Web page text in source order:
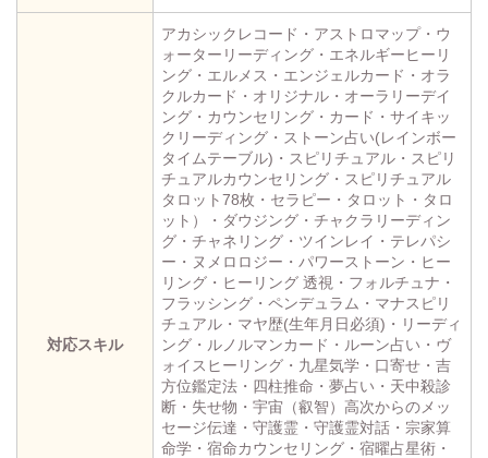
対応スキル
アカシックレコード・アストロマップ・ウ
ォーターリーディング・エネルギーヒーリ
ング・エルメス・エンジェルカード・オラ
クルカード・オリジナル・オーラリーデイ
ング・カウンセリング・カード・サイキッ
クリーディング・ストーン占い(レインボー
タイムテーブル)・スピリチュアル・スピリ
チュアルカウンセリング・スピリチュアル
タロット78枚・セラピー・タロット・タロ
ット）・ダウジング・チャクラリーディン
グ・チャネリング・ツインレイ・テレパシ
ー・ヌメロロジー・パワーストーン・ヒー
リング・ヒーリング 透視・フォルチュナ・
フラッシング・ペンデュラム・マナスピリ
チュアル・マヤ歴(生年月日必須)・リーディ
ング・ルノルマンカード・ルーン占い・ヴ
ォイスヒーリング・九星気学・口寄せ・吉
方位鑑定法・四柱推命・夢占い・天中殺診
断・失せ物・宇宙（叡智）高次からのメッ
セージ伝達・守護霊・守護霊対話・宗家算
命学・宿命カウンセリング・宿曜占星術・